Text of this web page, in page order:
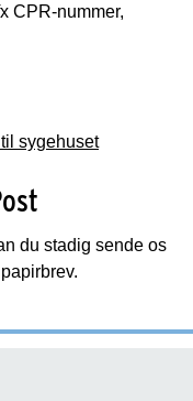
CPR-nummer,
sygehuset
du stadig sende os